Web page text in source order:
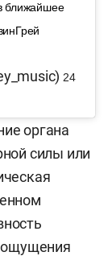
ближайшее
24
органа
силы или
ощущения